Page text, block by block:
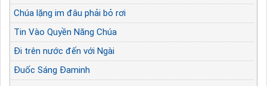
Chúa lặng im đâu phải bỏ rơi
Tin Vào Quyền Năng Chúa
Đi trên nước đến với Ngài
Đuốc Sáng Đaminh